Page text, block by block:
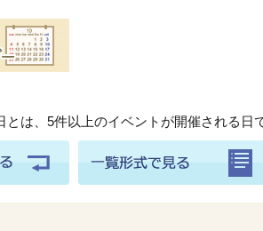
とは、5件以上のイベントが開催される日